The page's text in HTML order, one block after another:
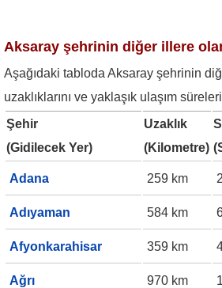
Aksaray şehrinin diğer illere
Aşağıdaki tabloda Aksaray şehrinin
uzaklıklarını ve yaklaşık ulaşım
Şehir
(Gidilecek Yer)
Uzaklık
(Kilometre)
Adana 259 km
Adıyaman 584 km
Afyonkarahisar 359 km
Ağrı 970 km